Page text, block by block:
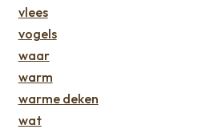
vlees
vogels
waar
warm
warme deken
wat